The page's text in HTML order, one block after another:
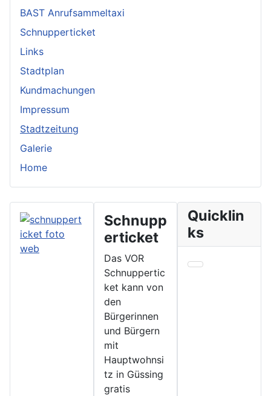
BAST Anrufsammeltaxi
Schnupperticket
Links
Stadtplan
Kundmachungen
Impressum
Stadtzeitung
Galerie
Home
Schnupp
erticket
Das VOR
Schnuppertic
ket kann von
den
Bürgerinnen
und Bürgern
mit
Hauptwohnsi
tz in Güssing
gratis
Quicklin
ks